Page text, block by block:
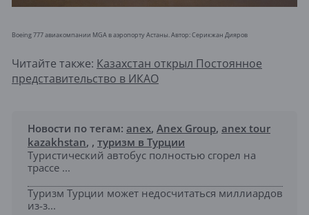
Boeing 777 авиакомпании MGA в аэропорту Астаны. Автор: Серикжан Дияров
Читайте также: Казахстан открыл Постоянное
представительство в ИКАО​​
Новости по тегам: anex, Anex Group, anex tour
kazakhstan, , туризм в Турции
Туристический автобус полностью сгорел на
трассе ...
Туризм Турции может недосчитаться миллиардов
из-з...